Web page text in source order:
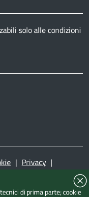
solo alle condizioni
| Privacy |
di prima parte; cookie